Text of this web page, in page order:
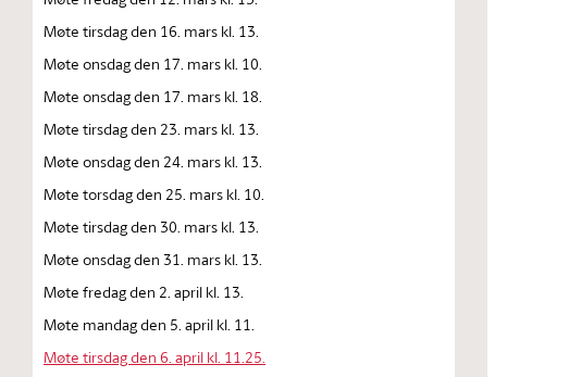
Møte tirsdag den 16. mars kl. 13.
Møte onsdag den 17. mars kl. 10.
Møte onsdag den 17. mars kl. 18.
Møte tirsdag den 23. mars kl. 13.
Møte onsdag den 24. mars kl. 13.
Møte torsdag den 25. mars kl. 10.
Møte tirsdag den 30. mars kl. 13.
Møte onsdag den 31. mars kl. 13.
Møte fredag den 2. april kl. 13.
Møte mandag den 5. april kl. 11.
Møte tirsdag den 6. april kl. 11.25.